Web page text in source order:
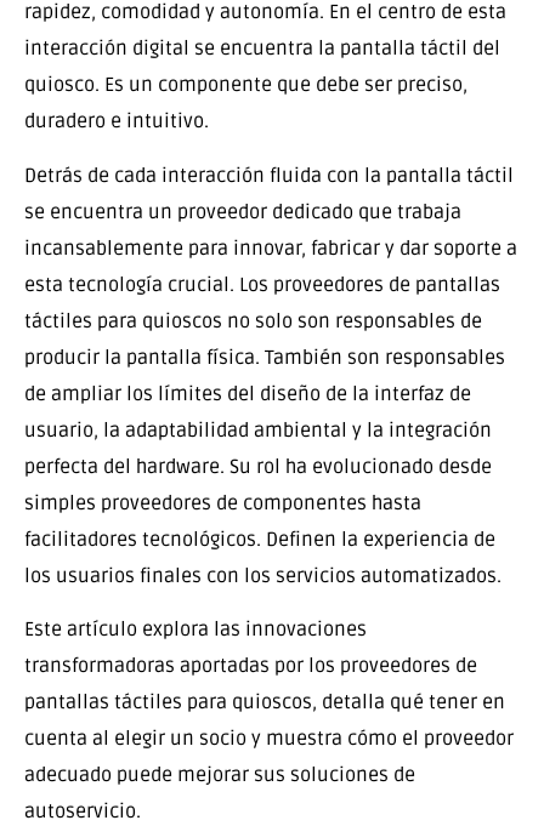
rapidez, comodidad y autonomía. En el centro de esta
interacción digital se encuentra la pantalla táctil del
quiosco. Es un componente que debe ser preciso,
duradero e intuitivo.
Detrás de cada interacción fluida con la pantalla táctil
se encuentra un proveedor dedicado que trabaja
incansablemente para innovar, fabricar y dar soporte a
esta tecnología crucial. Los proveedores de pantallas
táctiles para quioscos no solo son responsables de
producir la pantalla física. También son responsables
de ampliar los límites del diseño de la interfaz de
usuario, la adaptabilidad ambiental y la integración
perfecta del hardware. Su rol ha evolucionado desde
simples proveedores de componentes hasta
facilitadores tecnológicos. Definen la experiencia de
los usuarios finales con los servicios automatizados.
Este artículo explora las innovaciones
transformadoras aportadas por los proveedores de
pantallas táctiles para quioscos, detalla qué tener en
cuenta al elegir un socio y muestra cómo el proveedor
adecuado puede mejorar sus soluciones de
autoservicio.